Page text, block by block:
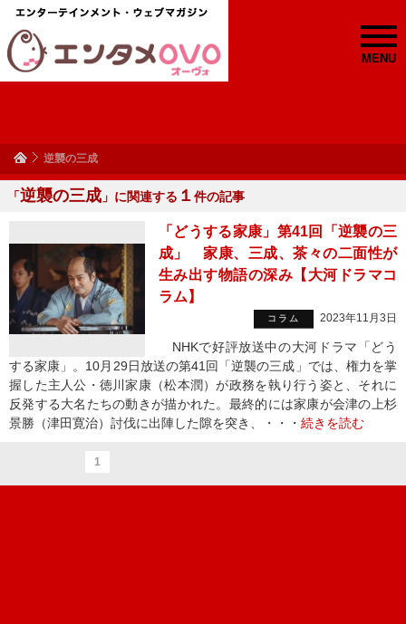
MENU
逆襲の三成
「逆襲の三成 」に関連する １ 件の記事
「どうする家康」第41回「逆襲の三
成」 家康、三成、茶々の二面性が
生み出す物語の深み【大河ドラマコ
ラム】
コラム 2023年11月3日
NHKで好評放送中の大河ドラマ「どう
する家康」。10月29日放送の第41回「逆襲の三成」では、権力を掌
握した主人公・徳川家康（松本潤）が政務を執り行う姿と、それに
反発する大名たちの動きが描かれた。最終的には家康が会津の上杉
景勝（津田寛治）討伐に出陣した隙を突き、・・・ 続きを読む
1